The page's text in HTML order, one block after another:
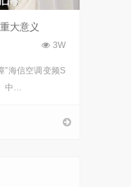
大意义
3W
”海信空调变频S
中…